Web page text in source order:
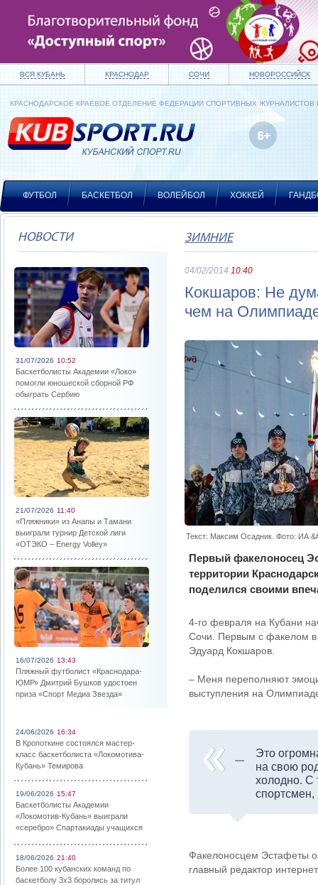
ВСЯ КУБАНЬ КРАСНОДАР СОЧИ НОВОРОССИЙСК
КРАСНОДАРСКОЕ КРАЕВОЕ ОТДЕЛЕНИЕ ФЕДЕРАЦИИ СПОРТИВНЫХ ЖУРНАЛИСТОВ
ФУТБОЛ БАСКЕТБОЛ ВОЛЕЙБОЛ ХОККЕЙ
НОВОСТИ
31/07/2026 10:52
Баскетболисты Академии «Локо»
помогли юношеской сборной РФ
обыграть Сербию
21/07/2026 11:40
«Пляжники» из Анапы и Тамани
выиграли турнир Детской лиги
«ОТЭКО – Energy Volley»
16/07/2026 13:43
Пляжный футболист «Краснодара-
ЮМР» Дмитрий Бушков удостоен
приза «Спорт Медиа Звезда»
24/06/2026 16:34
В Кропоткине состоялся мастер-
класс баскетболиста «Локомотива-
Кубань» Темирова
19/06/2026 15:47
Баскетболисты Академии
«Локомотив-Кубань» выиграли
«серебро» Спартакиады учащихся
18/06/2026 21:40
Более 100 кубанских команд по
баскетболу 3х3 боролись за титул
ЗИМНИЕ
04/02/2014 10:40
Кокшаров: Не
чем на
Текст: Максим Осадник. Фото: ИА
Первый факелоносец
территории
поделился своими
4-го февраля на Кубани
Сочи. Первым с факелом в
Эдуард Кокшаров.
– Меня переполняют
выступления на
Это
на свою
холодно. С
спортсмен,
Факелоносцем Эстафеты
главный редактор